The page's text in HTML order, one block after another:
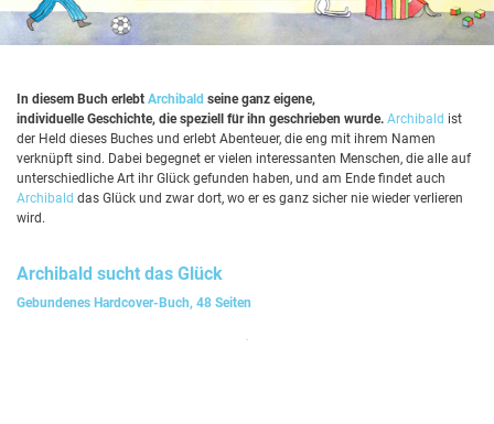
In diesem Buch erlebt Archibald seine ganz eigene,
individuelle Geschichte, die speziell für ihn geschrieben wurde. Archibald ist
der Held dieses Buches und erlebt Abenteuer, die eng mit ihrem Namen
verknüpft sind. Dabei begegnet er vielen interessanten Menschen, die alle auf
unterschiedliche Art ihr Glück gefunden haben, und am Ende findet auch
Archibald das Glück und zwar dort, wo er es ganz sicher nie wieder verlieren
wird.
Archibald sucht das Glück
Gebundenes Hardcover-Buch, 48 Seiten